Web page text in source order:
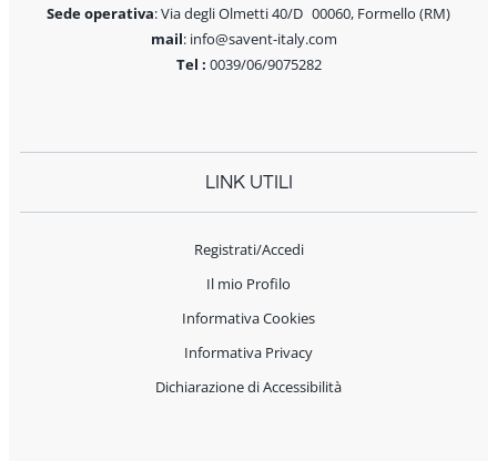
Sede operativa: Via degli Olmetti 40/D 00060, Formello (RM)
mail: info@savent-italy.com
Tel : 0039/06/9075282
LINK UTILI
Registrati/Accedi
Il mio Profilo
Informativa Cookies
Informativa Privacy
Dichiarazione di Accessibilità